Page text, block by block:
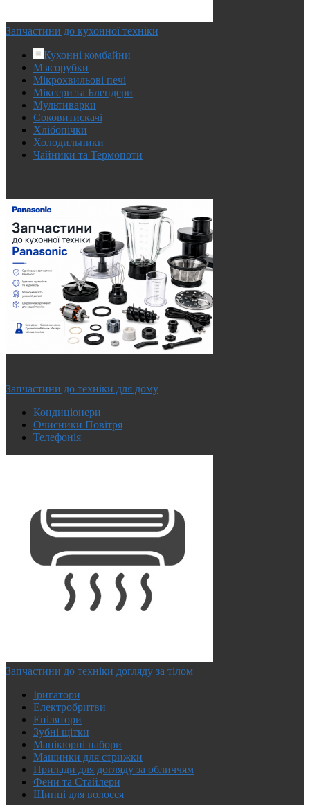
Запчастини до кухонної техніки
Кухонні комбайни
М'ясорубки
Мікрохвильові печі
Міксери та Блендери
Мультиварки
Соковитискачі
Хлібопічки
Холодильники
Чайники та Термопоти
Запчастини до техніки для дому
Кондиціонери
Очисники Повітря
Телефонія
Запчастини до техніки догляду за тілом
Іригатори
Електробритви
Епілятори
Зубні щітки
Манікюрні набори
Машинки для стрижки
Прилади для догляду за обличчям
Фени та Стайлери
Щипці для волосся